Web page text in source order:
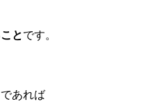
とです。
あれば